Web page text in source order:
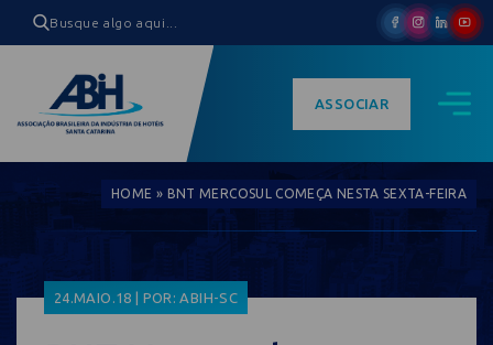
ASSOCIAR
HOME » BNT MERCOSUL COMEÇA NESTA SEXTA-FEIRA
24.MAIO.18 | POR: ABIH-SC